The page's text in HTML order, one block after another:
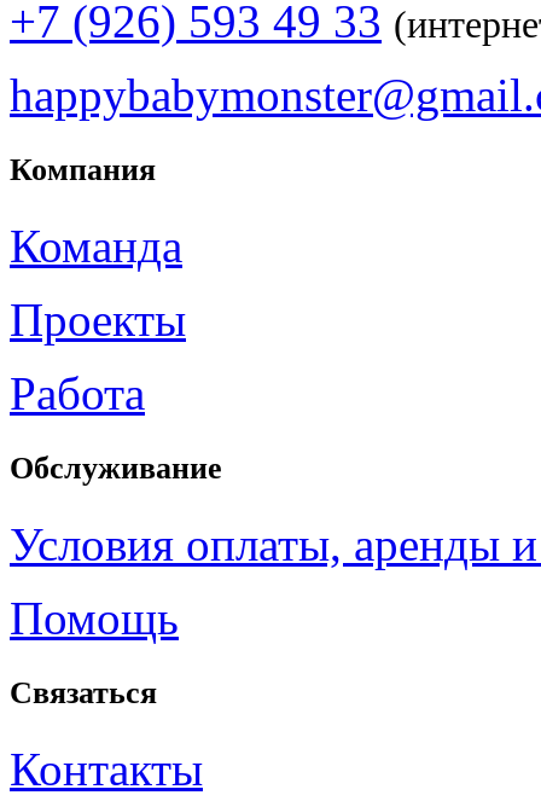
+7 (926) 593 49 33
Компания
Команда
Проекты
Работа
Обслуживание
Условия оплаты, аренды
Помощь
Связаться
Контакты